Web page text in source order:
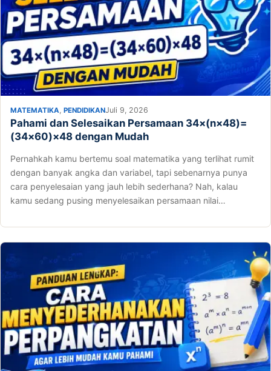
MATEMATIKA PENDIDIKANJuli 9, 2026
Pahami dan Selesaikan Persamaan 34×(n×48)=
(34×60)×48 dengan Mudah
Pernahkah kamu bertemu soal matematika yang terlihat rumit
dengan banyak angka dan variabel, tapi sebenarnya punya
cara penyelesaian yang jauh lebih sederhana? Nah, kalau
kamu sedang pusing menyelesaikan persamaan nilai…